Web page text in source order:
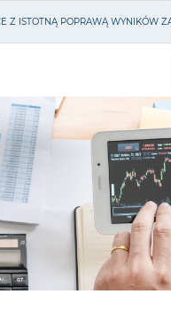
Z ISTOTNĄ POPRAWĄ WYNIKÓW